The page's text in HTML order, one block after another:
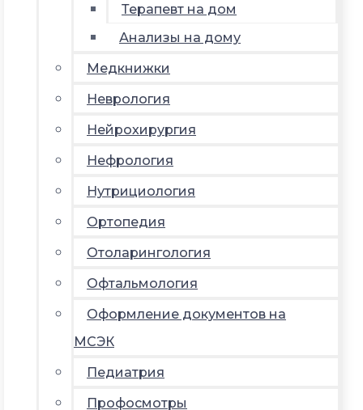
Терапевт на дом
Анализы на дому
Медкнижки
Неврология
Нейрохирургия
Нефрология
Нутрициология
Ортопедия
Отоларингология
Офтальмология
Оформление документов на
МСЭК
Педиатрия
Профосмотры